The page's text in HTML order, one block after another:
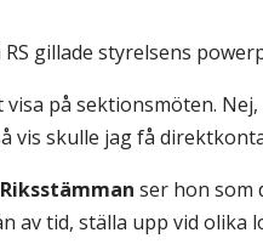
gillade styrelsens
visa på sektionsmöten.
vis skulle jag få
ser hon som
av tid, ställa upp vid olika